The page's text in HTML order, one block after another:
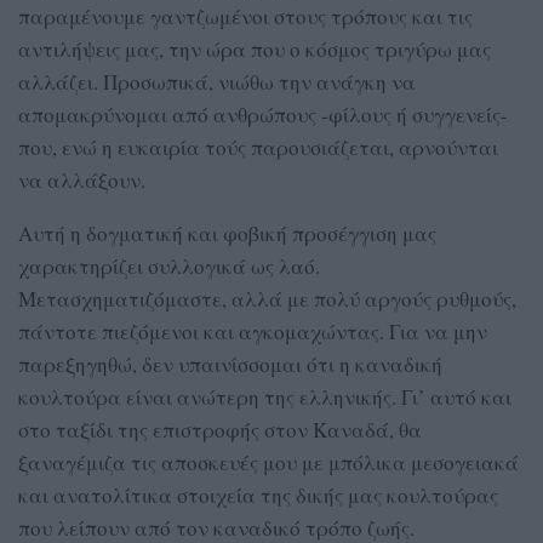
παραμένουμε γαντζωμένοι στους τρόπους και τις
αντιλήψεις μας, την ώρα που ο κόσμος τριγύρω μας
αλλάζει. Προσωπικά, νιώθω την ανάγκη να
απομακρύνομαι από ανθρώπους -φίλους ή συγγενείς-
που, ενώ η ευκαιρία τούς παρουσιάζεται, αρνούνται
να αλλάξουν.
Αυτή η δογματική και φοβική προσέγγιση μας
χαρακτηρίζει συλλογικά ως λαό.
Μετασχηματιζόμαστε, αλλά με πολύ αργούς ρυθμούς,
πάντοτε πιεζόμενοι και αγκομαχώντας. Για να μην
παρεξηγηθώ, δεν υπαινίσσομαι ότι η καναδική
κουλτούρα είναι ανώτερη της ελληνικής. Γι’ αυτό και
στο ταξίδι της επιστροφής στον Καναδά, θα
ξαναγέμιζα τις αποσκευές μου με μπόλικα μεσογειακά
και ανατολίτικα στοιχεία της δικής μας κουλτούρας
που λείπουν από τον καναδικό τρόπο ζωής.